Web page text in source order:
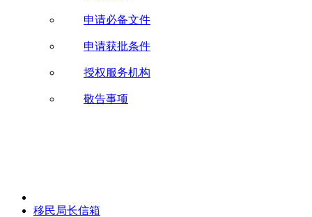
申请必备文件
申请获批条件
授权服务机构
敬告事项
移民局长信箱